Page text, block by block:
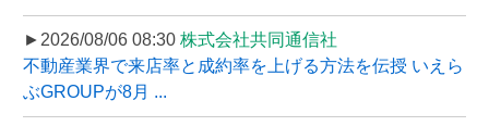
►2026/08/06 08:30 株式会社共同通信社
不動産業界で来店率と成約率を上げる方法を伝授 いえら
ぶGROUPが8月 ...